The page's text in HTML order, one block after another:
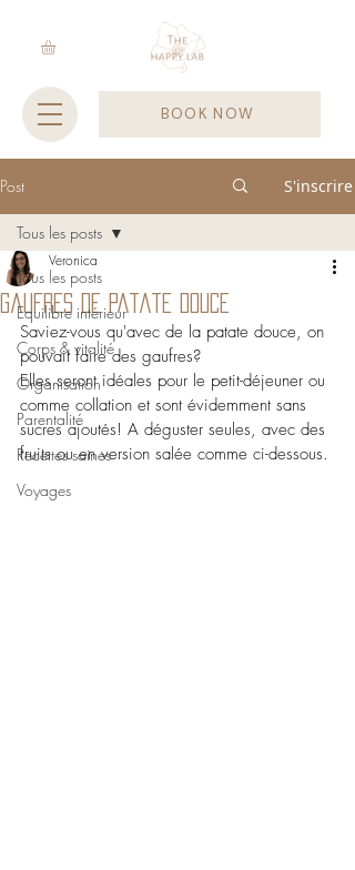
BOOK NOW
Post S'inscrire
Tous les posts
Equilibre intérieur
Corps & vitalité
Organisation
Parentalité
Recettes saines
Voyages
Tous les posts
Gaufres de patate douce
Veronica
Saviez-vous qu'avec de la patate douce, on
pouvait faire des gaufres?
Elles seront idéales pour le petit-déjeuner ou
comme collation et sont évidemment sans
sucres ajoutés! A déguster seules, avec des
fruits ou en version salée comme ci-dessous.